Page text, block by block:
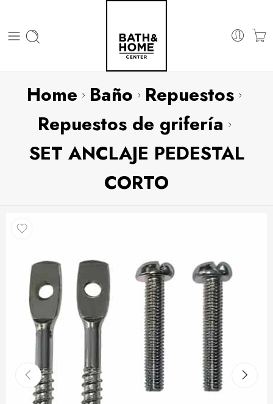
Home Baño Repuestos
Repuestos de grifería
SET ANCLAJE PEDESTAL
CORTO